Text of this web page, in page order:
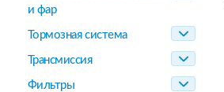
и фар
Тормозная система
Трансмиссия
Фильтры